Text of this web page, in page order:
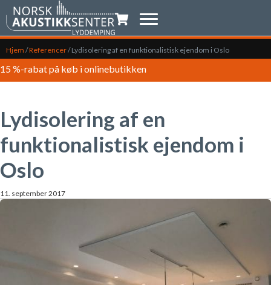
Indkøbsvogn
Hjem /Referencer/Lydisolering af en funktionalistisk ejendom i Oslo
15 %-rabat på køb i onlinebutikken
Lydisolering af en
funktionalistisk ejendom i
Oslo
11. september 2017